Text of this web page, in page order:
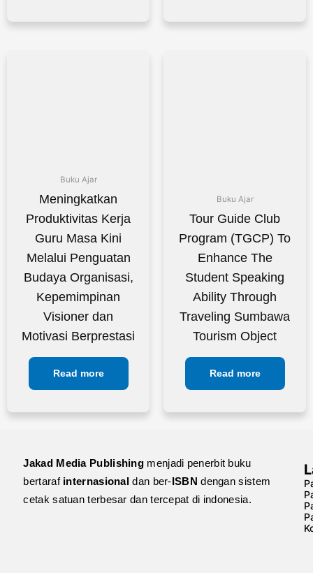
Buku Ajar
Meningkatkan
Produktivitas Kerja
Guru Masa Kini
Melalui Penguatan
Budaya Organisasi,
Kepemimpinan
Visioner dan
Motivasi Berprestasi
Read more
Buku Ajar
Tour Guide Club
Program (TGCP) To
Enhance The
Student Speaking
Ability Through
Traveling Sumbawa
Tourism Object
Read more
Jakad Media Publishing menjadi penerbit buku
bertaraf internasional dan ber-ISBN dengan sistem
cetak satuan terbesar dan tercepat di indonesia.